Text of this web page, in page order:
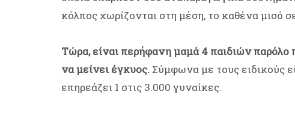
κόλπος χωρίζονται στη μέση, το καθένα μισό
Τώρα, είναι περήφανη μαμά 4 παιδιών παρόλο
να μείνει έγκυος. Σύμφωνα με τους ειδικούς
επηρεάζει 1 στις 3.000 γυναίκες.